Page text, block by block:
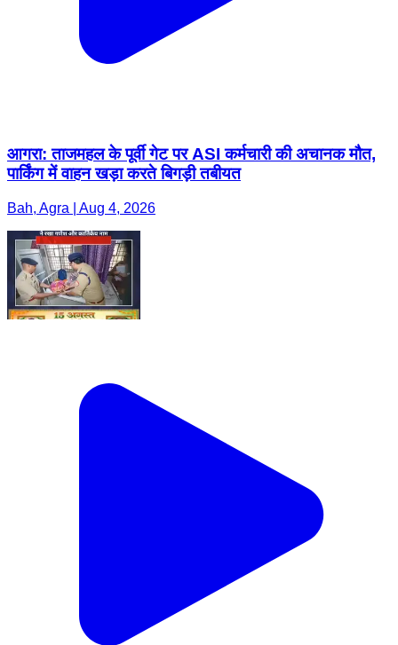
आगरा: ताजमहल के पूर्वी गेट पर ASI कर्मचारी की अचानक मौत,
पार्किंग में वाहन खड़ा करते बिगड़ी तबीयत
Bah, Agra | Aug 4, 2026